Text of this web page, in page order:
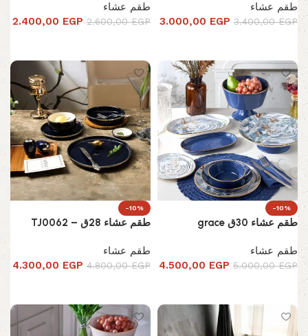
طقم عشاء
3.400,00EGP
3.000,00 EGP
طقم عشاء
2.600,00EGP
2.400,00 EGP
-10%
طقم عشاء 30ق grace
طقم عشاء
5.000,00EGP
4.500,00 EGP
-10%
طقم عشاء 28ق – TJ0062
طقم عشاء
4.800,00EGP
4.300,00 EGP